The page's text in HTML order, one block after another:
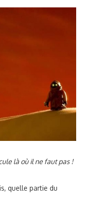
là où il ne faut pas !
quelle partie du